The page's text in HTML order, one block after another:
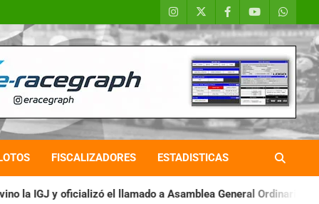
FISCALIZADORES ESTADISTICAS
a Asamblea General Ordinaria IAME SERIES